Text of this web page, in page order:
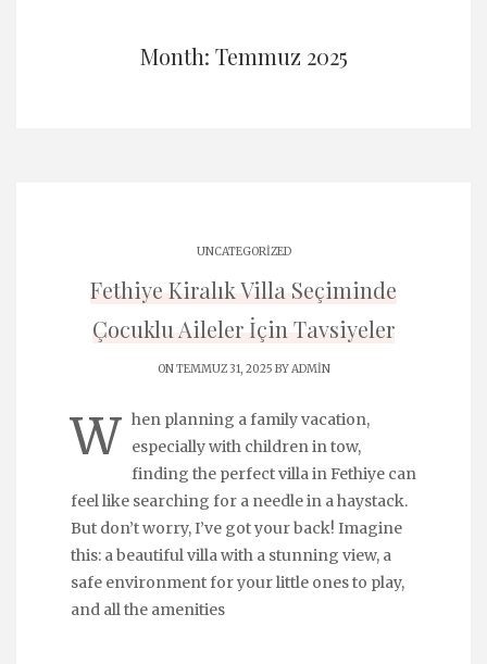
Month: Temmuz 2025
UNCATEGORIZED
Fethiye Kiralık Villa Seçiminde
Çocuklu Aileler İçin Tavsiyeler
ON TEMMUZ 31, 2025 BYADMIN
W hen planning a family vacation,
especially with children in tow,
finding the perfect villa in Fethiye can
feel like searching for a needle in a haystack.
But don’t worry, I’ve got your back! Imagine
this: a beautiful villa with a stunning view, a
safe environment for your little ones to play,
and all the amenities